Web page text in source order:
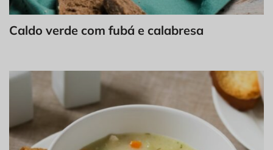
Caldo verde com fubá e calabresa